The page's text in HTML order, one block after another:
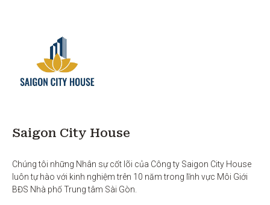
Saigon City House
Chúng tôi những Nhân sự cốt lõi của Công ty Saigon City House
luôn tự hào với kinh nghiệm trên 10 năm trong lĩnh vực Môi Giới
BĐS Nhà phố Trung tâm Sài Gòn.